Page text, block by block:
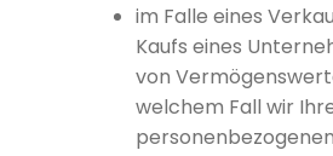
im Falle eines
Kaufs eines
von
welchem Fall wir